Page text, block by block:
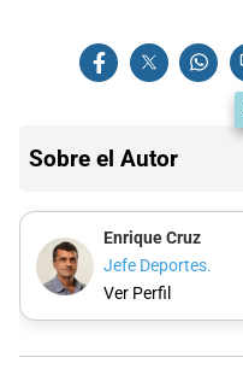
Sobre el Autor
Enrique Cruz
Jefe Deportes.
Ver Perfil